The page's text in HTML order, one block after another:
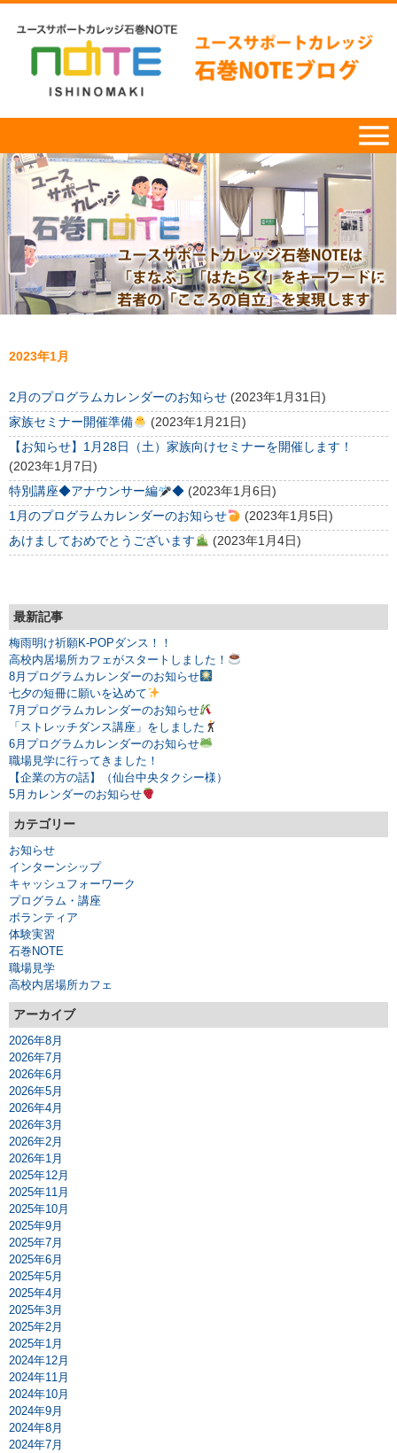
2023年1月
2月のプログラムカレンダーのお知らせ (2023年1月31日)
家族セミナー開催準備
(2023年1月21日)
【お知らせ】1月28日（土）家族向けセミナーを開催します！
(2023年1月7日)
特別講座◆アナウンサー編
◆(2023年1月6日)
1月のプログラムカレンダーのお知らせ
(2023年1月5日)
あけましておめでとうございます
(2023年1月4日)
最新記事
梅雨明け祈願K-POPダンス！！
高校内居場所カフェがスタートしました！
8月プログラムカレンダーのお知らせ
七夕の短冊に願いを込めて
7月プログラムカレンダーのお知らせ
「ストレッチダンス講座」をしました
6月プログラムカレンダーのお知らせ
職場見学に行ってきました！
【企業の方の話】（仙台中央タクシー様）
5月カレンダーのお知らせ
カテゴリー
お知らせ
インターンシップ
キャッシュフォーワーク
プログラム・講座
ボランティア
体験実習
石巻NOTE
職場見学
高校内居場所カフェ
アーカイブ
2026年8月
2026年7月
2026年6月
2026年5月
2026年4月
2026年3月
2026年2月
2026年1月
2025年12月
2025年11月
2025年10月
2025年9月
2025年7月
2025年6月
2025年5月
2025年4月
2025年3月
2025年2月
2025年1月
2024年12月
2024年11月
2024年10月
2024年9月
2024年8月
2024年7月